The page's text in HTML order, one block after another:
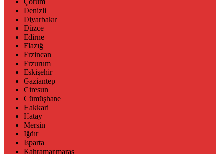
Çorum
Denizli
Diyarbakır
Düzce
Edirne
Elazığ
Erzincan
Erzurum
Eskişehir
Gaziantep
Giresun
Gümüşhane
Hakkari
Hatay
Mersin
Iğdır
Isparta
Kahramanmaraş